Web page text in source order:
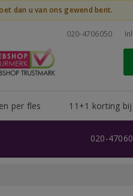
dan u van ons gewend bent.
020-4706050
per fles 11+1 korting
020-